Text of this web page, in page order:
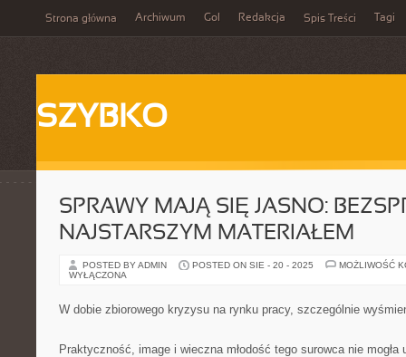
Strona główna Archiwum Gol Redakcja Spis Treści Tagi
SZYBKO
SPRAWY MAJĄ SIĘ JASNO:
NAJSTARSZYM MATERIAŁEM
POSTED BY ADMIN POSTED ON SIE - 20 - 2025
MOŻLIWOŚĆ
WYŁĄCZONA
W dobie zbiorowego kryzysu na rynku pracy, szczególnie
Praktyczność, image i wieczna młodość tego surowca nie